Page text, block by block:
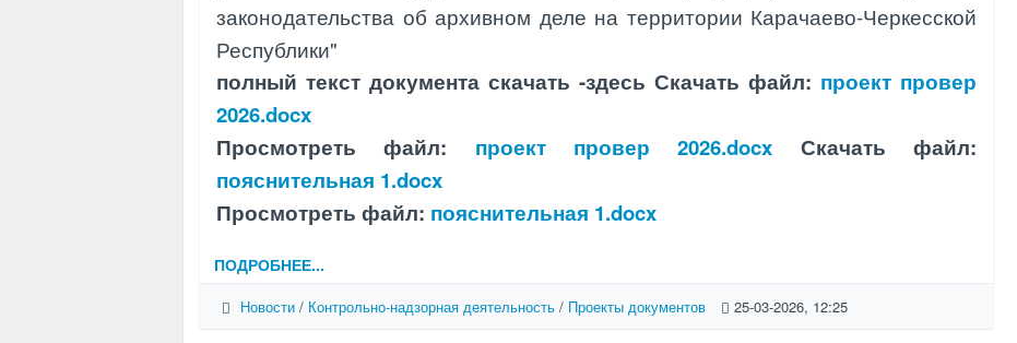
законодательства об архивном деле на территории Карачаево-Черкесской
Республики"
полный текст документа скачать -здесь Скачать файл: проект провер
2026.docx
Просмотреть файл: проект провер 2026.docx
Скачать файл:
пояснительная 1.docx
Просмотреть файл: пояснительная 1.docx
ПОДРОБНЕЕ...
Новости / Контрольно-надзорная деятельность / Проекты документов 25-03-2026, 12:25